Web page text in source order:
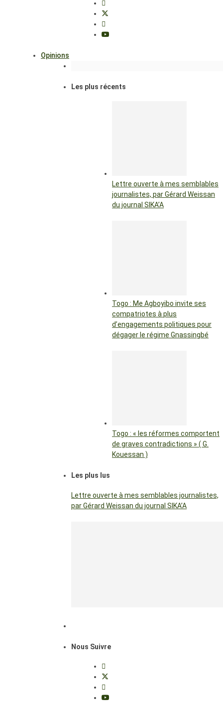
Opinions
Les plus récents
Lettre ouverte à mes semblables
journalistes, par Gérard Weissan
du journal SIKA’A
Togo : Me Agboyibo invite ses
compatriotes à plus
d’engagements politiques pour
dégager le régime Gnassingbé
Togo : « les réformes comportent
de graves contradictions » ( G.
Kouessan )
Les plus lus
Lettre ouverte à mes semblables journalistes,
par Gérard Weissan du journal SIKA’A
Nous Suivre